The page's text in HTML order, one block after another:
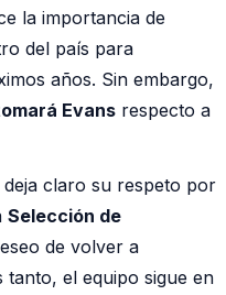
la importancia de
del país para
años. Sin embargo,
Evans respecto a
deja claro su respeto por
Selección de
de volver a
el equipo sigue en